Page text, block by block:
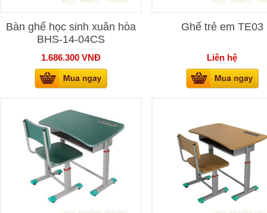
Bàn ghế học sinh xuân hòa
BHS-14-04CS
1.686.300 VNĐ
Ghế trẻ em TE03
Liên hệ